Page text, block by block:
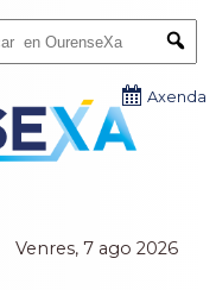
Venres, 7 ago 2026
Axenda